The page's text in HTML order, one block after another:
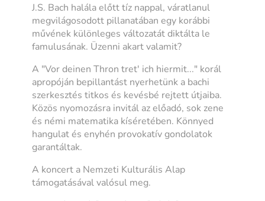
J.S. Bach halála előtt tíz nappal, váratlanul
megvilágosodott pillanatában egy korábbi
művének különleges változatát diktálta le
famulusának. Üzenni akart valamit?
A "Vor deinen Thron tret' ich hiermit..." korál
apropóján bepillantást nyerhetünk a bachi
szerkesztés titkos és kevésbé rejtett útjaiba.
Közös nyomozásra invitál az előadó, sok zene
és némi matematika kíséretében. Könnyed
hangulat és enyhén provokatív gondolatok
garantáltak.
A koncert a Nemzeti Kulturális Alap
támogatásával valósul meg.